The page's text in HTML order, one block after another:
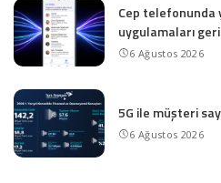
Cep telefonunda
uygulamaları
6 Ağustos 2026
5G ile müşteri
6 Ağustos 2026